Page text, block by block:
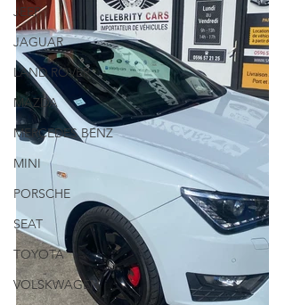
JEEP
JAGUAR
LAND ROVER
MAZDA
MERCEDES BENZ
MINI
PORSCHE
SEAT
TOYOTA
VOLSKWAGEN